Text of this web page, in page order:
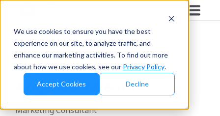
We use cookies to ensure you have the best
experience on our site, to analyze traffic, and
enhance our marketing activities. To find out more
about how we use cookies, see our Privacy Policy.
Accept Cookies Decline
Angelica Valentine
Marketing Consultant